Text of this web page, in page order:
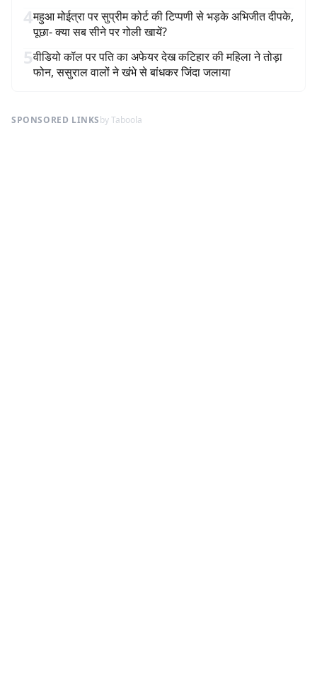
4महुआ मोईत्रा पर सुप्रीम कोर्ट की टिप्पणी से भड़के अभिजीत दीपके,
पूछा- क्या सब सीने पर गोली खायें?
5वीडियो कॉल पर पति का अफेयर देख कटिहार की महिला ने तोड़ा
फोन, ससुराल वालों ने खंभे से बांधकर जिंदा जलाया
SPONSORED LINKSby Taboola